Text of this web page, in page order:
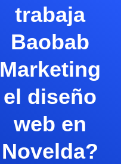
trabaja
Baobab
Marketing
el diseño
web en
Novelda?